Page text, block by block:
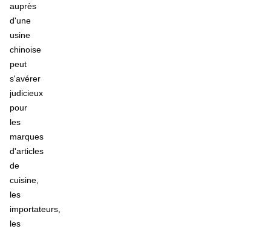
auprès
d'une
usine
chinoise
peut
s'avérer
judicieux
pour
les
marques
d'articles
de
cuisine,
les
importateurs,
les